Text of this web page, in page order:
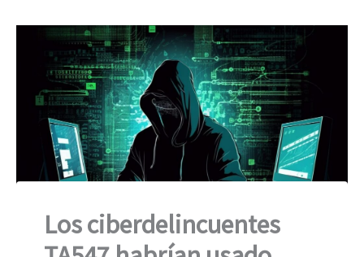
Los ciberdelincuentes